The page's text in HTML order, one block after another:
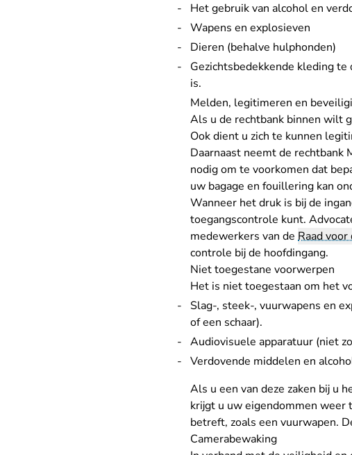
Het gebruik van alcohol en
Wapens en explosieven
Dieren (behalve hulphonden)
Gezichtsbedekkende kleding
is.
Melden, legitimeren en
Als u de rechtbank binnen wilt
Ook dient u zich te kunnen
Daarnaast neemt de rechtbank
nodig om te voorkomen dat
uw bagage en fouillering kan
Wanneer het druk is bij de
toegangscontrole kunt.
medewerkers van de Raad voor
controle bij de hoofdingang.
Niet toegestane voorwerpen
Het is niet toegestaan om het
Slag-, steek-, vuurwapens en
of een schaar).
Audiovisuele apparatuur (niet
Verdovende middelen en
Als u een van deze zaken bij u
krijgt u uw eigendommen
betreft, zoals een vuurwapen.
Camerabewaking